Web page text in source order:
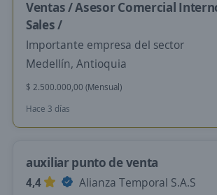
Ventas / Asesor Comercial
Sales /
Importante empresa del sector
Medellín, Antioquia
$ 2.500.000,00 (Mensual)
Hace 3 días
auxiliar punto de venta
4,4
Alianza Temporal S.A.S